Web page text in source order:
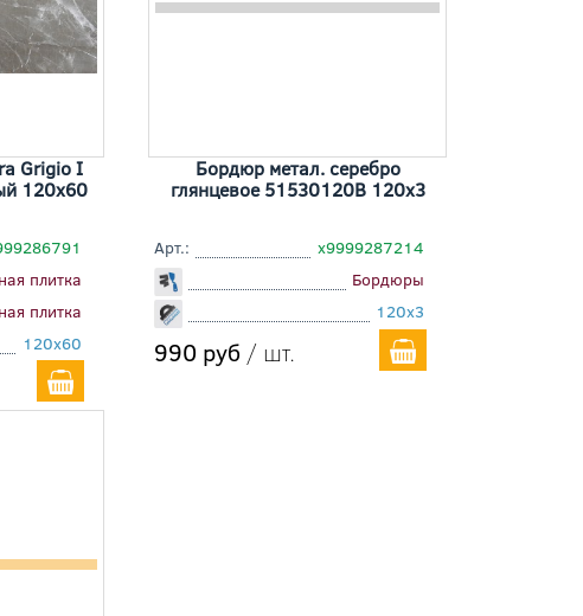
Grigio I
120x60
плитка
плитка
120x60
Бордюр метал. серебро
глянцевое 51530120B 120x3
Арт.:
х9999287214
Бордюры
120x3
990 руб / шт.